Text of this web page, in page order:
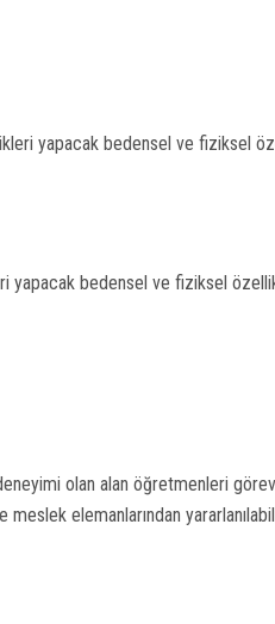
yapacak bedensel ve fiziksel
yapacak bedensel ve fiziksel
olan alan öğretmenleri görev
elemanlarından